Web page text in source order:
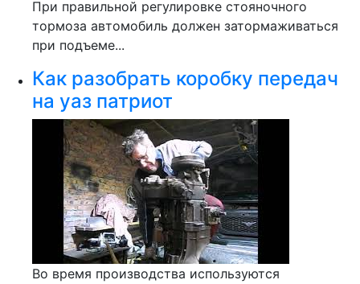
При правильной регулировке стояночного
тормоза автомобиль должен затормаживаться
при подъеме...
Как разобрать коробку передач
на уаз патриот
Во время производства используются